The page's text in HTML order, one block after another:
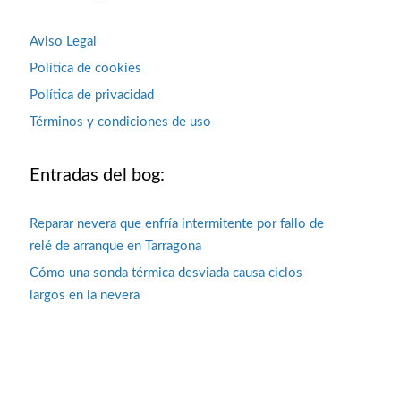
Aviso Legal
Política de cookies
Política de privacidad
Términos y condiciones de uso
Entradas del bog:
Reparar nevera que enfría intermitente por fallo de
relé de arranque en Tarragona
Cómo una sonda térmica desviada causa ciclos
largos en la nevera